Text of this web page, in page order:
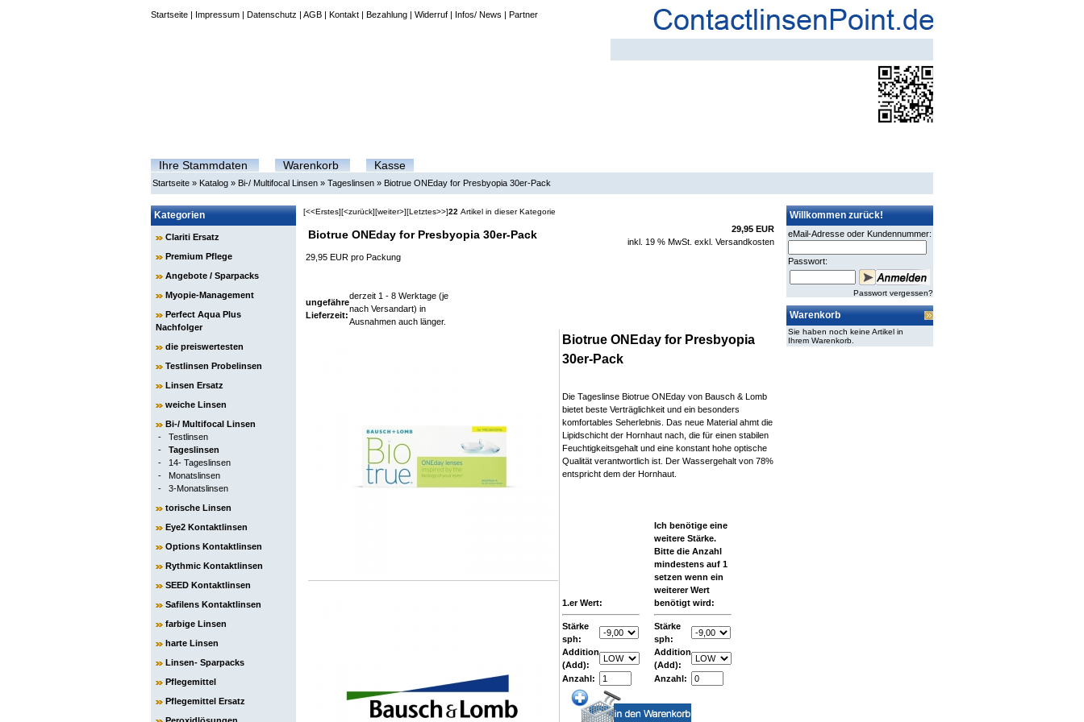
Startseite | Impressum | Datenschutz | AGB | Kontakt | Bezahlung | Widerruf | Infos/ News | Partner
Ihre Stammdaten Warenkorb Kasse
Startseite » Katalog » Bi-/ Multifocal Linsen » Tageslinsen » Biotrue ONEday for Presbyopia 30er-Pack
Kategorien
Clariti Ersatz
Premium Pflege
Angebote / Sparpacks
Myopie-Management
Perfect Aqua Plus
Nachfolger
die preiswertesten
Testlinsen Probelinsen
Linsen Ersatz
weiche Linsen
Bi-/ Multifocal Linsen
- Testlinsen
- Tageslinsen
- 14- Tageslinsen
- Monatslinsen
- 3-Monatslinsen
torische Linsen
Eye2 Kontaktlinsen
Options Kontaktlinsen
Rythmic Kontaktlinsen
SEED Kontaktlinsen
Safilens Kontaktlinsen
farbige Linsen
harte Linsen
Linsen- Sparpacks
Pflegemittel
Pflegemittel Ersatz
[<<Erstes][<zurück][weiter>][Letztes>>]22 Artikel in dieser Kategorie
Biotrue ONEday for Presbyopia 30er-Pack
29,95 EUR
inkl. 19 % MwSt. exkl. Versandkosten
29,95 EUR pro Packung
ungefähre
Lieferzeit:
derzeit 1 - 8 Werktage (je
nach Versandart) in
Ausnahmen auch länger.
Biotrue ONEday for Presbyopia
30er-Pack
Die Tageslinse Biotrue ONEday von Bausch & Lomb
bietet beste Verträglichkeit und ein besonders
komfortables Seherlebnis. Das neue Material ahmt die
Lipidschicht der Hornhaut nach, die für einen stabilen
Feuchtigkeitsgehalt und eine konstant hohe optische
Qualität verantwortlich ist. Der Wassergehalt von 78%
entspricht dem der Hornhaut.
1.er Wert:
Ich benötige eine
weitere Stärke.
Bitte die Anzahl
mindestens auf 1
setzen wenn ein
weiterer Wert
benötigt wird:
Stärke
sph:
Stärke
sph:
Addition
(Add):
Addition
(Add):
Anzahl:
Anzahl:
Willkommen zurück!
eMail-Adresse oder Kundennummer:
Passwort:
Passwort vergessen?
Warenkorb
Sie haben noch keine Artikel in
Ihrem Warenkorb.